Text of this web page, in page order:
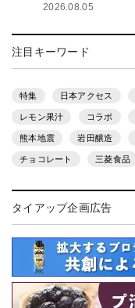
2026.08.05
注目キーワード
特集 日本アクセス
レモン果汁 コラボ
熊本地震 岩田醸造
チョコレート 三菱食品
タイアップ企画広告